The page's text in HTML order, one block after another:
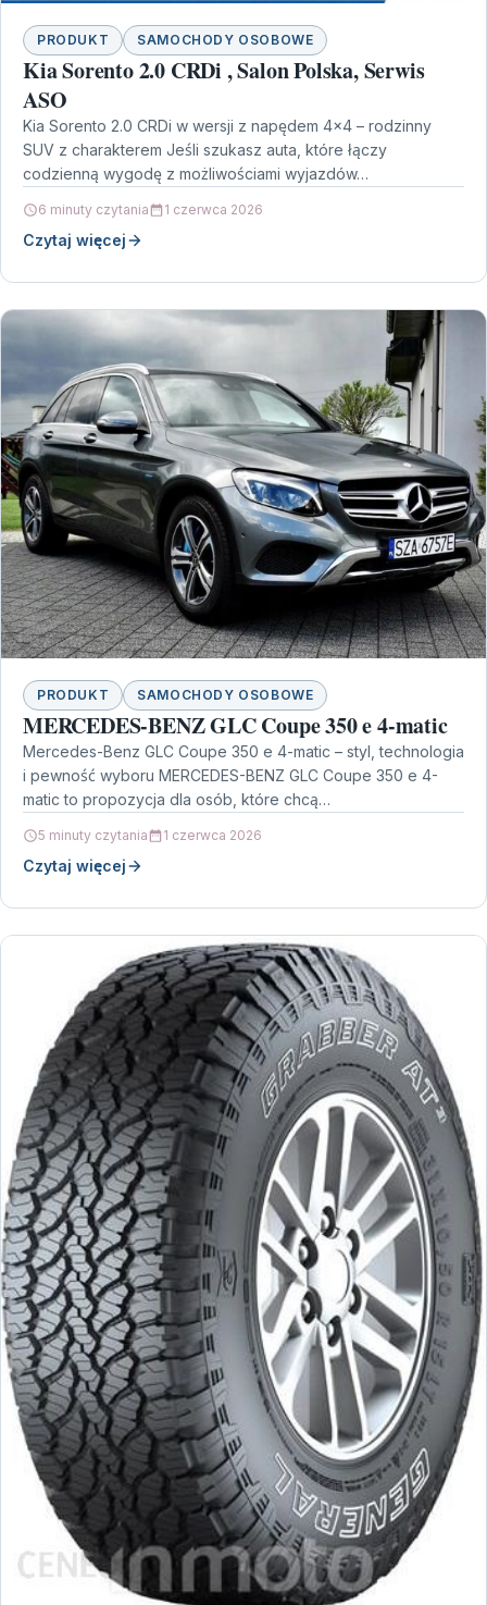
PRODUKT SAMOCHODY OSOBOWE
Kia Sorento 2.0 CRDi , Salon Polska, Serwis
ASO
Kia Sorento 2.0 CRDi w wersji z napędem 4×4 – rodzinny
SUV z charakterem Jeśli szukasz auta, które łączy
codzienną wygodę z możliwościami wyjazdów…
6 minuty czytania 1 czerwca 2026
Czytaj więcej
PRODUKT SAMOCHODY OSOBOWE
MERCEDES-BENZ GLC Coupe 350 e 4-matic
Mercedes-Benz GLC Coupe 350 e 4-matic – styl, technologia
i pewność wyboru MERCEDES-BENZ GLC Coupe 350 e 4-
matic to propozycja dla osób, które chcą…
5 minuty czytania 1 czerwca 2026
Czytaj więcej